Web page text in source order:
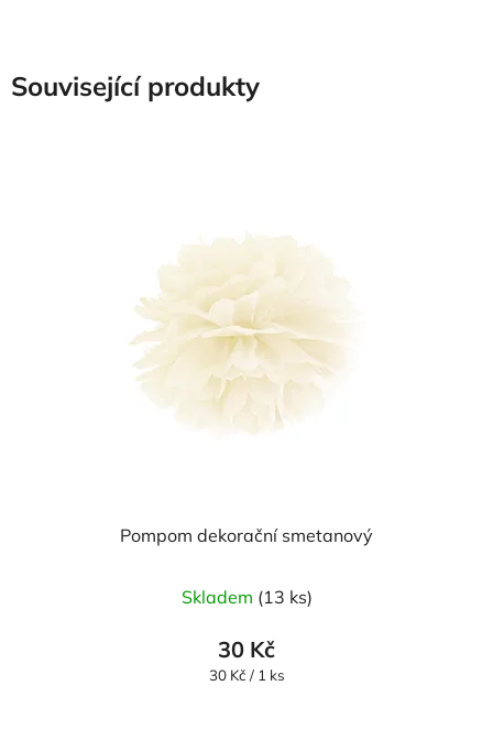
Související produkty
Pompom dekorační smetanový
Skladem (13 ks)
30 Kč
Měrná
30 Kč / 1 ks